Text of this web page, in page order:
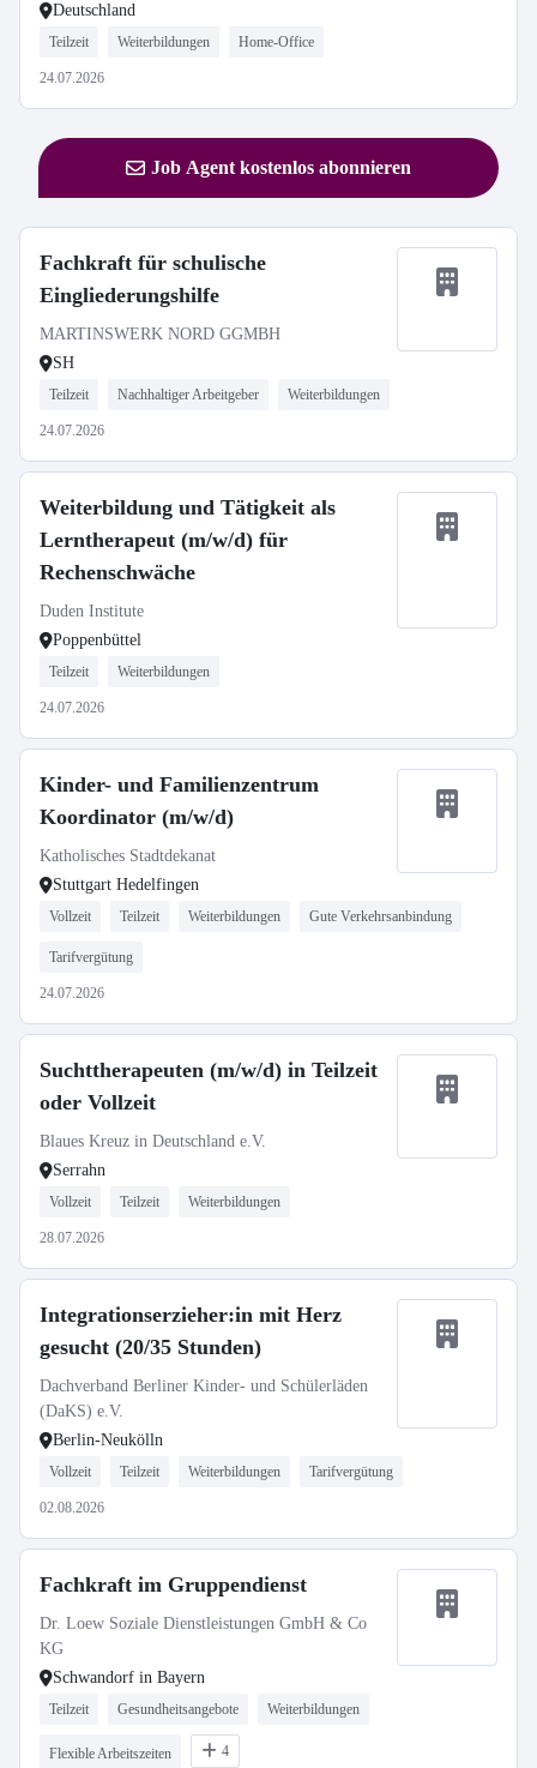
Deutschland
Teilzeit Weiterbildungen Home-Office
24.07.2026
Job Agent kostenlos abonnieren
Fachkraft für schulische
Eingliederungshilfe
MARTINSWERK NORD GGMBH
SH
Teilzeit Nachhaltiger Arbeitgeber Weiterbildungen
24.07.2026
Weiterbildung und Tätigkeit als
Lerntherapeut (m/w/d) für
Rechenschwäche
Duden Institute
Poppenbüttel
Teilzeit Weiterbildungen
24.07.2026
Kinder- und Familienzentrum
Koordinator (m/w/d)
Katholisches Stadtdekanat
Stuttgart Hedelfingen
Vollzeit Teilzeit Weiterbildungen Gute Verkehrsanbindung
Tarifvergütung
24.07.2026
Suchttherapeuten (m/w/d) in Teilzeit
oder Vollzeit
Blaues Kreuz in Deutschland e.V.
Serrahn
Vollzeit Teilzeit Weiterbildungen
28.07.2026
Integrationserzieher:in mit Herz
gesucht (20/35 Stunden)
Dachverband Berliner Kinder- und Schülerläden
(DaKS) e.V.
Berlin-Neukölln
Vollzeit Teilzeit Weiterbildungen Tarifvergütung
02.08.2026
Fachkraft im Gruppendienst
Dr. Loew Soziale Dienstleistungen GmbH & Co
KG
Schwandorf in Bayern
Teilzeit Gesundheitsangebote Weiterbildungen
Flexible Arbeitszeiten 4